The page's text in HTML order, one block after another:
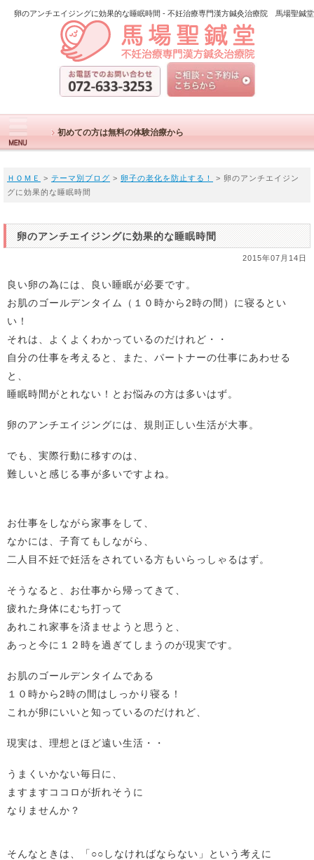
卵のアンチエイジングに効果的な睡眠時間 - 不妊治療専門漢方鍼灸治療院 馬場聖鍼堂
初めての方は無料の体験治療から
ＨＯＭＥ > テーマ別ブログ > 卵子の老化を防止する！
> 卵のアンチエイジン
グに効果的な睡眠時間
卵のアンチエイジングに効果的な睡眠時間
2015年07月14日
良い卵の為には、良い睡眠が必要です。
お肌のゴールデンタイム（１０時から2時の間）に寝るとい
い！
それは、よくよくわかっているのだけれど・・
自分の仕事を考えると、また、パートナーの仕事にあわせる
と、
睡眠時間がとれない！とお悩みの方は多いはず。
卵のアンチエイジングには、規則正しい生活が大事。
でも、実際行動に移すのは、
難しいと感じる事が多いですよね。
お仕事をしながら家事をして、
なかには、子育てもしながら、
二人目不妊で妊活をされている方もいらっしゃるはず。
そうなると、お仕事から帰ってきて、
疲れた身体にむち打って
あれこれ家事を済ませようと思うと、
あっと今に１２時を過ぎてしまうのが現実です。
お肌のゴールデンタイムである
１０時から2時の間はしっかり寝る！
これが卵にいいと知っているのだけれど、
現実は、理想とほど遠い生活・・
うまくいかない毎日に、
ますますココロが折れそうに
なりませんか？
そんなときは、「○○しなければならない」という考えに